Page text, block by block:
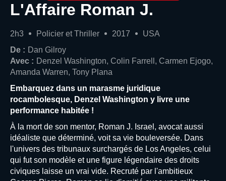
L'Affaire Roman J.
2h3 Policier et Thriller 2017
USA
De : Dan Gilroy
Avec : Denzel Washington, Colin Farrell, Carmen Ejogo,
Amanda Warren, Tony Plana
Embarquez dans un marasme juridique
rocambolesque, Denzel Washington y livre une
performance habitée !
À la mort de son mentor, Roman J. Israel, avocat aussi
idéaliste que déterminé, voit sa vie bouleversée. Dans
l'univers des tribunaux surchargés de Los Angeles, celui
qui fut son modèle et une figure légendaire des droits
civiques laisse un vrai vide. Recruté par l'ambitieux